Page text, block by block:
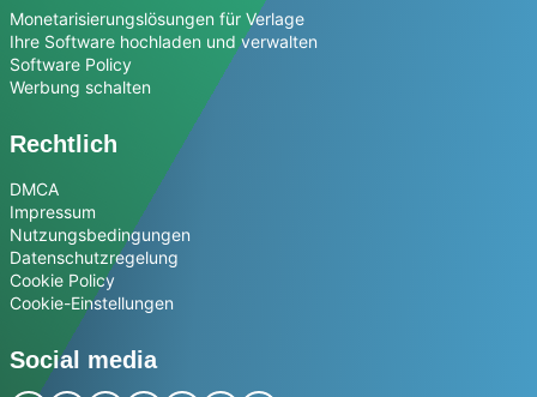
Monetarisierungslösungen für Verlage
Ihre Software hochladen und verwalten
Software Policy
Werbung schalten
Rechtlich
DMCA
Impressum
Nutzungsbedingungen
Datenschutzregelung
Cookie Policy
Cookie-Einstellungen
Social media